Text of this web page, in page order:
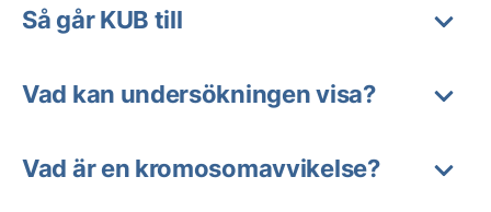
Så går KUB till
Vad kan undersökningen visa?
Vad är en kromosomavvikelse?